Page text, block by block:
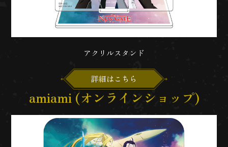
アクリルスタンド
詳細はこちら
amiami (オンラインショップ)